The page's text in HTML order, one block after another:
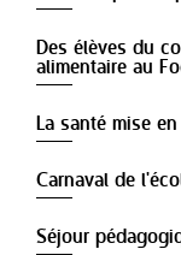
Des élèves du
alimentaire au
La santé mise
Carnaval de
Séjour